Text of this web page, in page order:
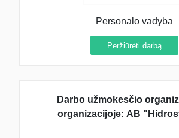
Personalo vadyba
Peržiūrėti darbą
Darbo užmokesčio
organizacijoje: AB